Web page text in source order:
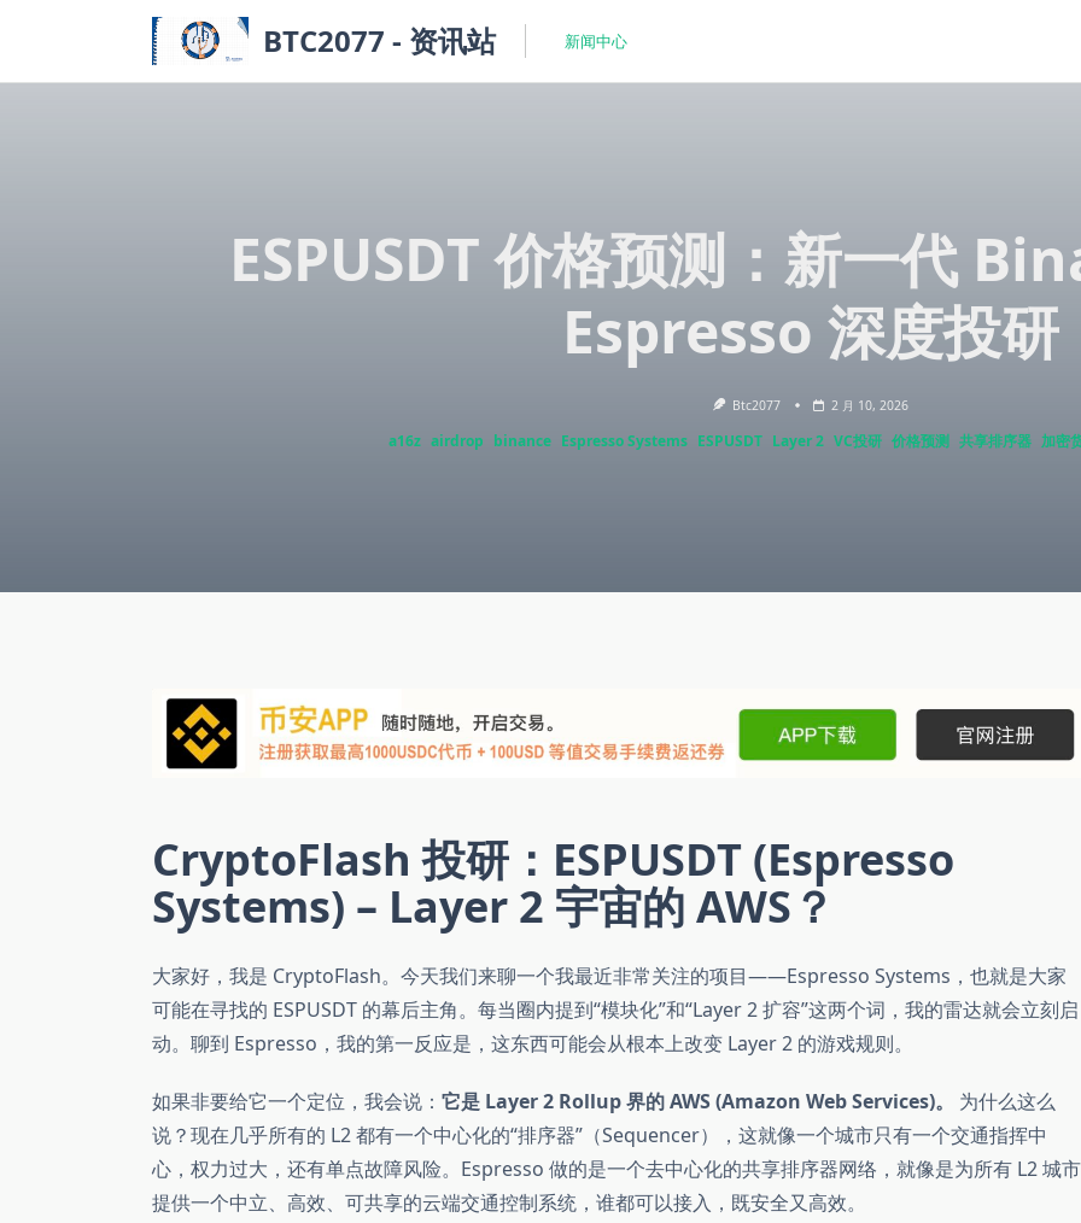
BTC2077 - 资讯站 新闻中心
ESPUSDT 价格预测：新一代
Espresso 深度投研
Btc2077 2 月 10, 2026
a16z airdrop binance Espresso Systems ESPUSDT Layer 2 VC投研 价格预测 共享排序器 加密
CryptoFlash 投研：ESPUSDT (Espresso
Systems) – Layer 2 宇宙的 AWS？
大家好，我是 CryptoFlash。今天我们来聊一个我最近非常关注的项目——Espresso Systems，也就是大家
可能在寻找的 ESPUSDT 的幕后主角。每当圈内提到“模块化”和“Layer 2 扩容”这两个词，我的雷达就会立刻启
动。聊到 Espresso，我的第一反应是，这东西可能会从根本上改变 Layer 2 的游戏规则。
如果非要给它一个定位，我会说： 它是 Layer 2 Rollup 界的 AWS (Amazon Web Services)。
为什么这么
说？现在几乎所有的 L2 都有一个中心化的“排序器”（Sequencer），这就像一个城市只有一个交通指挥中
心，权力过大，还有单点故障风险。Espresso 做的是一个去中心化的共享排序器网络，就像是为所有 L2 城市
提供一个中立、高效、可共享的云端交通控制系统，谁都可以接入，既安全又高效。